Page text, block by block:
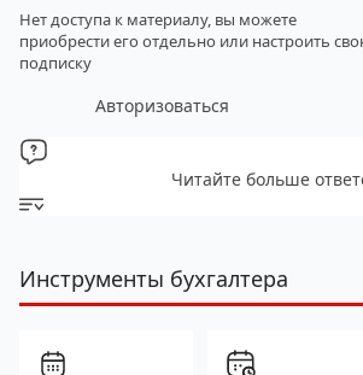
Нет доступа к материалу, вы можете
приобрести его отдельно или настроить
подписку
Авторизоваться
Читайте больше
Инструменты бухгалтера